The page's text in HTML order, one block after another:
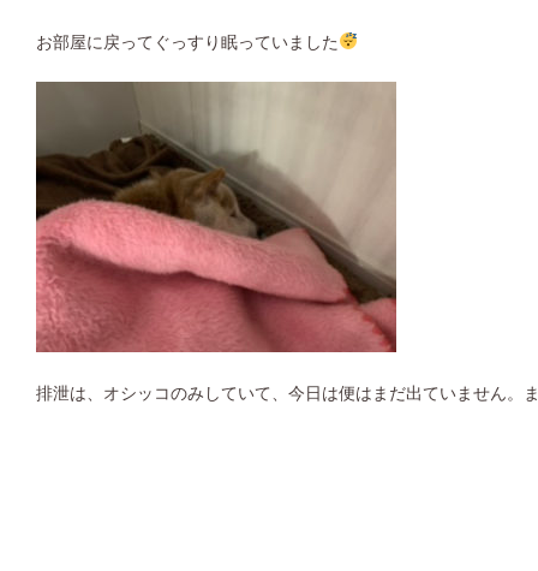
お部屋に戻ってぐっすり眠っていました
排泄は、オシッコのみしていて、今日は便はまだ出ていません。